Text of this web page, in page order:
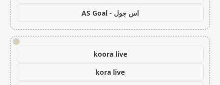
اس جول - AS Goal
!
koora live
kora live